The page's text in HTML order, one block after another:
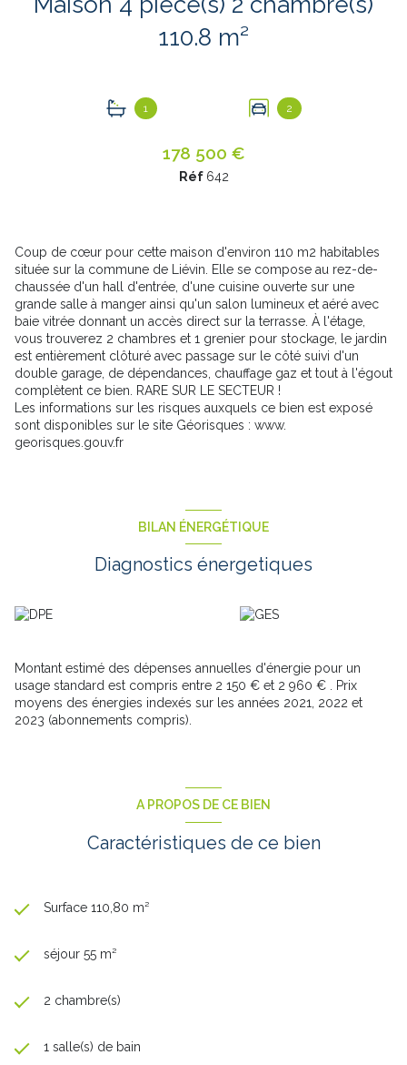
110.8 m²
1 2
178 500 €
Réf 642
Coup de cœur pour cette maison d'environ 110 m2 habitables
située sur la commune de Liévin. Elle se compose au rez-de-
chaussée d'un hall d'entrée, d'une cuisine ouverte sur une
grande salle à manger ainsi qu'un salon lumineux et aéré avec
baie vitrée donnant un accès direct sur la terrasse. À l'étage,
vous trouverez 2 chambres et 1 grenier pour stockage, le jardin
est entièrement clôturé avec passage sur le côté suivi d'un
double garage, de dépendances, chauffage gaz et tout à l'égout
complètent ce bien. RARE SUR LE SECTEUR !
Les informations sur les risques auxquels ce bien est exposé
sont disponibles sur le site Géorisques : www.
georisques.gouv.fr
BILAN ÉNERGÉTIQUE
Diagnostics énergetiques
Montant estimé des dépenses annuelles d'énergie pour un
usage standard est compris entre 2 150 € et 2 960 € . Prix
moyens des énergies indexés sur les années 2021, 2022 et
2023 (abonnements compris).
A PROPOS DE CE BIEN
Caractéristiques de ce bien
Surface 110,80 m²
séjour 55 m²
2 chambre(s)
1 salle(s) de bain